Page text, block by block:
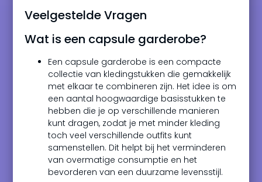
Veelgestelde Vragen
Wat is een capsule garderobe?
Een capsule garderobe is een compacte
collectie van kledingstukken die gemakkelijk
met elkaar te combineren zijn. Het idee is om
een aantal hoogwaardige basisstukken te
hebben die je op verschillende manieren
kunt dragen, zodat je met minder kleding
toch veel verschillende outfits kunt
samenstellen. Dit helpt bij het verminderen
van overmatige consumptie en het
bevorderen van een duurzame levensstijl.